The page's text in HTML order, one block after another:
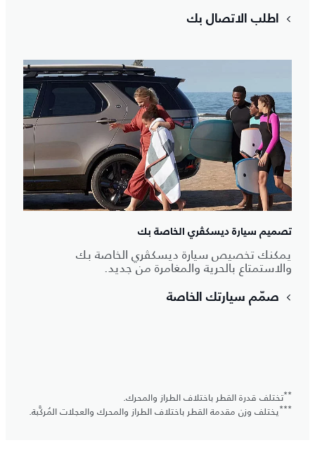
اطلب الاتصال بك
تصميم سيارة ديسكڤري الخاصة بك
يمكنك تخصيص سيارة ديسكڤري الخاصة بك
والاستمتاع بالحرية والمغامرة من جديد.
صمّم سيارتك الخاصة
**تختلف قدرة القطر باختلاف الطراز والمحرك.
***يختلف وزن مقدمة القطر باختلاف الطراز والمحرك والعجلات المُركَّبة.